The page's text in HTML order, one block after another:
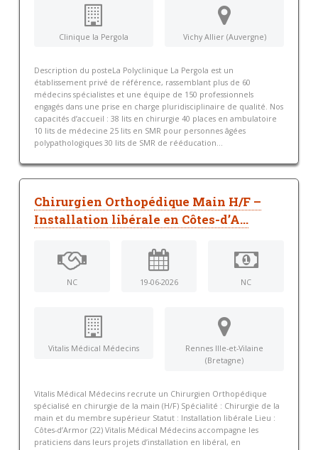
Clinique la Pergola Vichy Allier (Auvergne)
Description du posteLa Polyclinique La Pergola est un
établissement privé de référence, rassemblant plus de 60
médecins spécialistes et une équipe de 150 professionnels
engagés dans une prise en charge pluridisciplinaire de qualité. Nos
capacités d’accueil : 38 lits en chirurgie 40 places en ambulatoire
10 lits de médecine 25 lits en SMR pour personnes âgées
polypathologiques 30 lits de SMR de rééducation...
Chirurgien Orthopédique Main H/F –
Installation libérale en Côtes-d’A…
NC 19-06-2026 NC
Vitalis Médical Médecins
Rennes Ille-et-Vilaine
(Bretagne)
Vitalis Médical Médecins recrute un Chirurgien Orthopédique
spécialisé en chirurgie de la main (H/F) Spécialité : Chirurgie de la
main et du membre supérieur Statut : Installation libérale Lieu :
Côtes-d’Armor (22) Vitalis Médical Médecins accompagne les
praticiens dans leurs projets d’installation en libéral, en